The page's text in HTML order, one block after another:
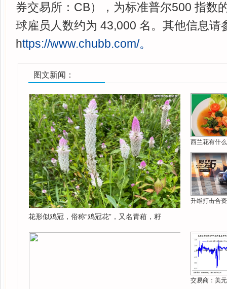
券交易所：CB），为标准普尔500 指数
球雇员人数约为 43,000 名。其他信息请
https://www.chubb.com/。
图文新闻：
花形似鸡冠，俗称“鸡冠花”，又名青葙，籽
西兰花有什
升维打击合
交易商：美